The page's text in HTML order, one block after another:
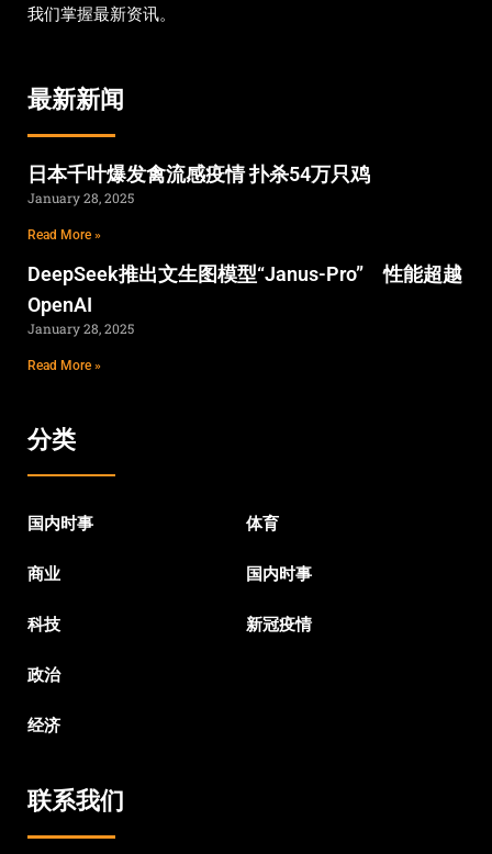
我们掌握最新资讯。
最新新闻
日本千叶爆发禽流感疫情 扑杀54万只鸡
January 28, 2025
Read More »
DeepSeek推出文生图模型“Janus-Pro” 性能超越
OpenAI
January 28, 2025
Read More »
分类
国内时事
商业
科技
政治
经济
体育
国内时事
新冠疫情
联系我们